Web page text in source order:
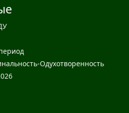
Одухотворенность